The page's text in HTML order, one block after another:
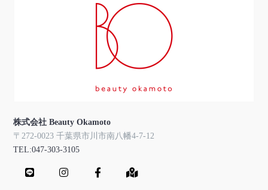
株式会社 Beauty Okamoto
〒272-0023 千葉県市川市南八幡4-7-12
TEL:047-303-3105